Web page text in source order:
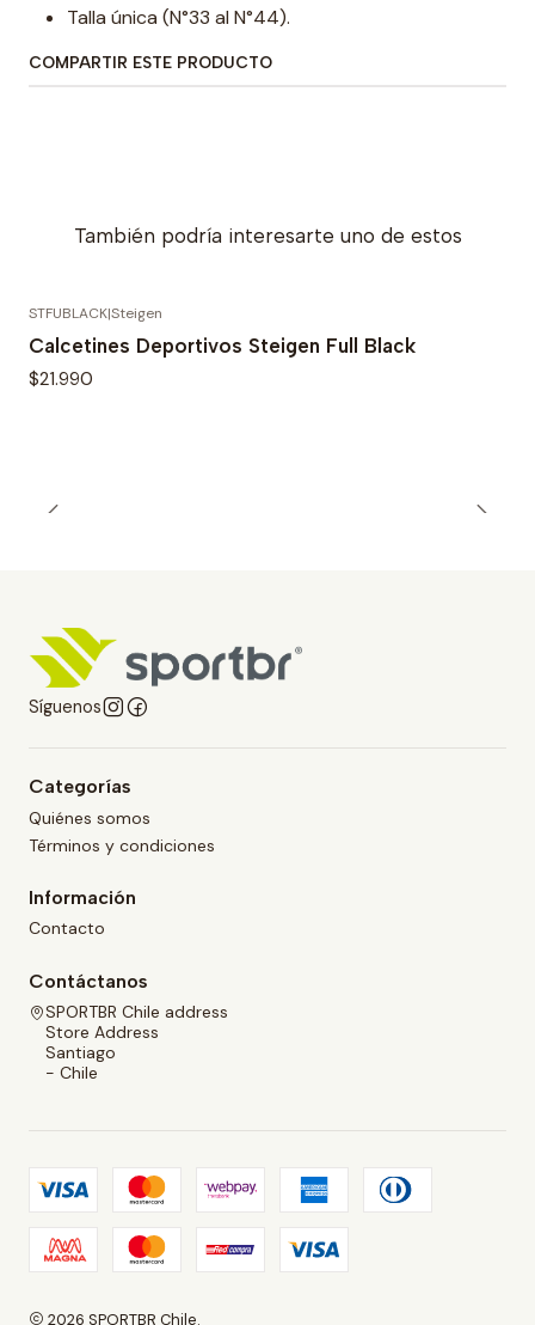
Talla única (N°33 al N°44).
COMPARTIR ESTE PRODUCTO
También podría interesarte uno de estos
STFUBLACK|Steigen
Calcetines Deportivos Steigen Full Black
$21.990
Síguenos
Categorías
Quiénes somos
Términos y condiciones
Información
Contacto
Contáctanos
SPORTBR Chile address
Store Address
Santiago
- Chile
2026 SPORTBR Chile.